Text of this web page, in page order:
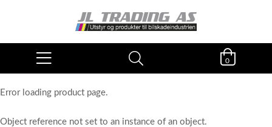
0
Error loading product page.
Object reference not set to an instance of an object.